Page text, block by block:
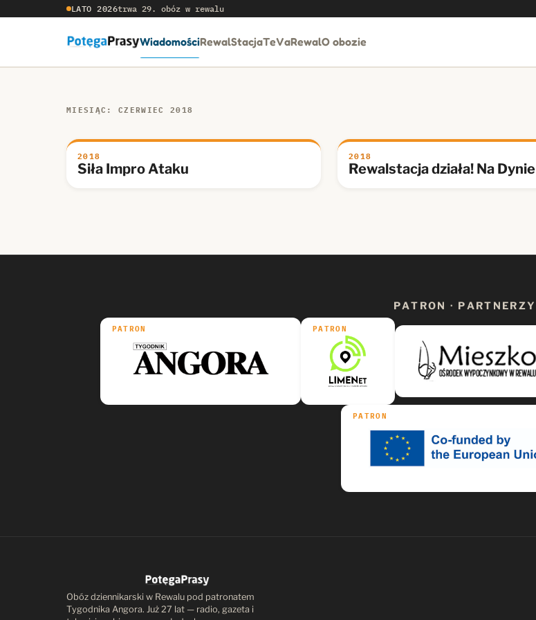
LATO 2026trwa 29. obóz w rewalu
WiadomościRewalStacjaTeVaRewalO obozie
MIESIĄC: CZERWIEC 2018
2018
Siła Impro Ataku
2018
Rewalstacja działa! Na Dynie
PATRON · PARTNERZY
PATRON PATRON
PATRON
Obóz dziennikarski w Rewalu pod patronatem
Tygodnika Angora. Już 27 lat — radio, gazeta i